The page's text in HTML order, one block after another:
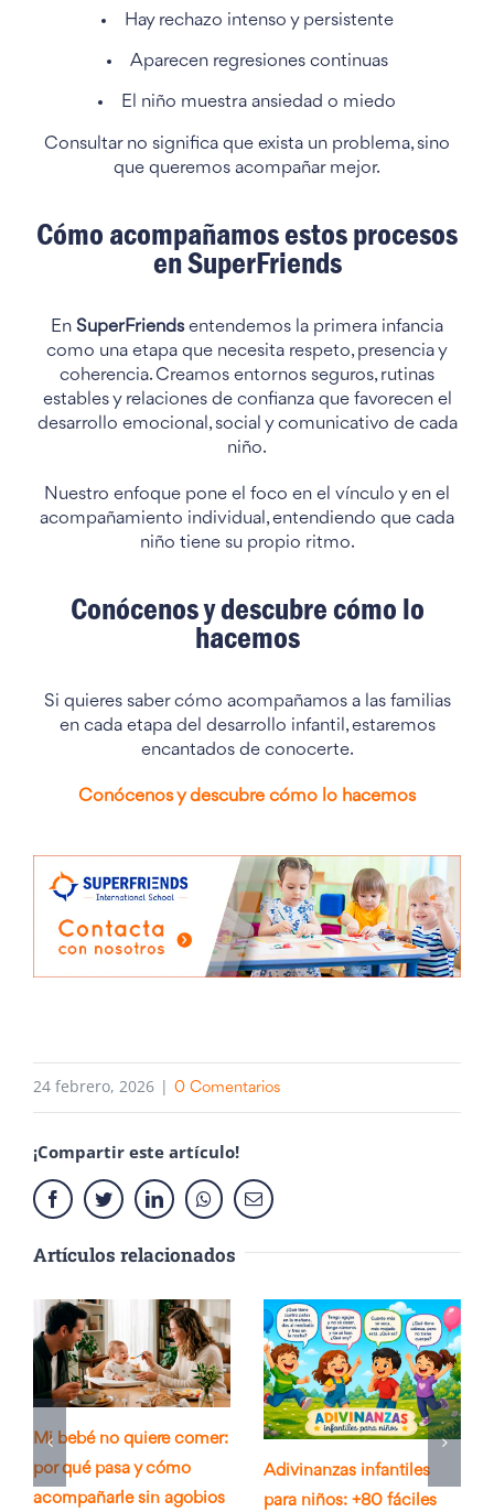
Hay rechazo intenso y persistente
Aparecen regresiones continuas
El niño muestra ansiedad o miedo
Consultar no significa que exista un problema, sino
que queremos acompañar mejor.
Cómo acompañamos estos procesos
en SuperFriends
En SuperFriendsentendemos la primera infancia
como una etapa que necesita respeto, presencia y
coherencia. Creamos entornos seguros, rutinas
estables y relaciones de confianza que favorecen el
desarrollo emocional, social y comunicativo de cada
niño.
Nuestro enfoque pone el foco en el vínculo y en el
acompañamiento individual, entendiendo que cada
niño tiene su propio ritmo.
Conócenos y descubre cómo lo
hacemos
Si quieres saber cómo acompañamos a las familias
en cada etapa del desarrollo infantil, estaremos
encantados de conocerte.
Conócenos y descubre cómo lo hacemos
24 febrero, 2026 | 0 Comentarios
¡Compartir este artículo!
FacebookTwitterLinkedInWhatsappEmail
Artículos relacionados
Mi bebé no quiere comer:
por qué pasa y cómo
acompañarle sin agobios
Adivinanzas infantiles
para niños: +80 fáciles